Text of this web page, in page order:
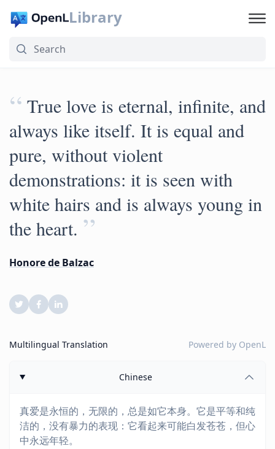
Library
“ True love is eternal, infinite, and
always like itself. It is equal and
pure, without violent
demonstrations: it is seen with
white hairs and is always young in
the heart. ”
Honore de Balzac
Multilingual Translation Powered by OpenL
Chinese
真爱是永恒的，无限的，总是如它本身。它是平等和纯
洁的，没有暴力的表现：它看起来可能白发苍苍，但心
中永远年轻。